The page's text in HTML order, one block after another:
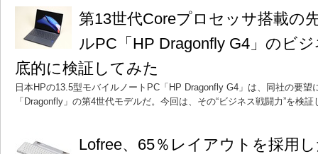
第13世代Coreプロセッサ搭載の
ルPC「HP Dragonfly G4」のビ
底的に検証してみた
日本HPの13.5型モバイルノートPC「HP Dragonfly G4」は、同社の要望
「Dragonfly」の第4世代モデルだ。今回は、その“ビジネス戦闘力”を検証
Lofree、65％レイアウトを採用